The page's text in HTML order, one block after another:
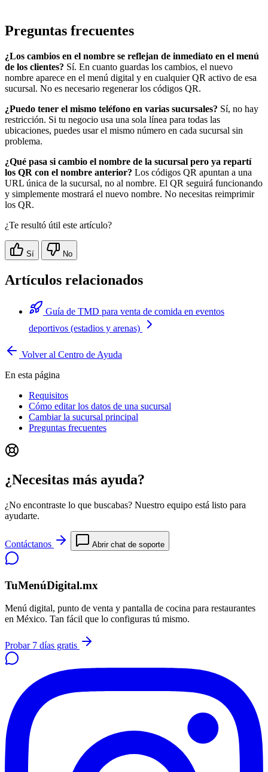
Preguntas frecuentes
¿Los cambios en el nombre se reflejan de inmediato en el menú
de los clientes? Sí. En cuanto guardas los cambios, el nuevo
nombre aparece en el menú digital y en cualquier QR activo de esa
sucursal. No es necesario regenerar los códigos QR.
¿Puedo tener el mismo teléfono en varias sucursales? Sí, no hay
restricción. Si tu negocio usa una sola línea para todas las
ubicaciones, puedes usar el mismo número en cada sucursal sin
problema.
¿Qué pasa si cambio el nombre de la sucursal pero ya repartí
los QR con el nombre anterior? Los códigos QR apuntan a una
URL única de la sucursal, no al nombre. El QR seguirá funcionando
y simplemente mostrará el nuevo nombre. No necesitas reimprimir
los QR.
¿Te resultó útil este artículo?
Sí No
Artículos relacionados
Guía de TMD para venta de comida en eventos
deportivos (estadios y arenas)
Volver al Centro de Ayuda
En esta página
Requisitos
Cómo editar los datos de una sucursal
Cambiar la sucursal principal
Preguntas frecuentes
¿Necesitas más ayuda?
¿No encontraste lo que buscabas? Nuestro equipo está listo para
ayudarte.
Contáctanos Abrir chat de soporte
TuMenúDigital.mx
Menú digital, punto de venta y pantalla de cocina para restaurantes
en México. Tan fácil que lo configuras tú mismo.
Probar 7 días gratis